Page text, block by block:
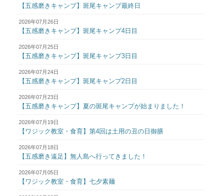
【五感磨きキャンプ】斑尾キャンプ最終日
2026年07月26日
【五感磨きキャンプ】斑尾キャンプ4日目
2026年07月25日
【五感磨きキャンプ】斑尾キャンプ3日目
2026年07月24日
【五感磨きキャンプ】斑尾キャンプ2日目
2026年07月23日
【五感磨きキャンプ】夏の斑尾キャンプが始まりました！
2026年07月19日
【ワジック教室・食育】第4回は土用の丑の日御膳
2026年07月18日
【五感磨き遠足】無人島へ行ってきました！
2026年07月05日
【ワジック教室・食育】七夕素麺